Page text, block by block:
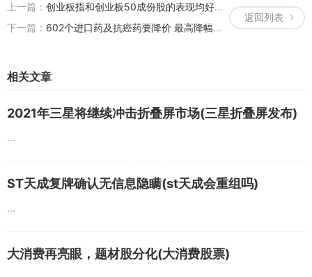
返回列表
上一篇： 创业板指和创业板50成份股的表现均好于非成份股(创业板50和创业板指数哪个好)
下一篇： 602个进口药及抗癌药要降价 最高降幅达60%
相关文章
2021年三星将继续冲击折叠屏市场(三星折叠屏发布)
...
ST天成复牌确认无信息隐瞒(st天成会重组吗)
...
大消费再亮眼，题材股分化(大消费股票)